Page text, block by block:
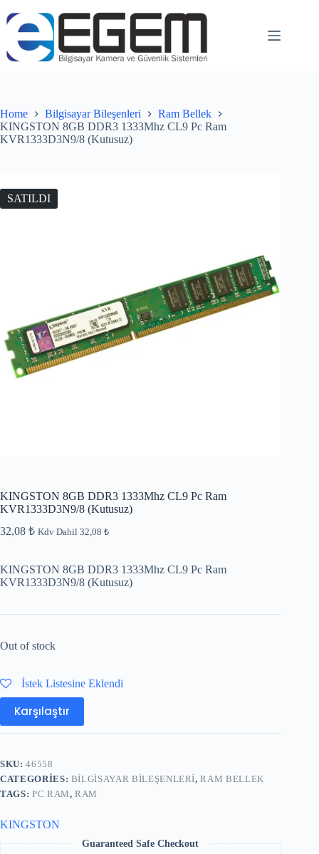
Home Bilgisayar Bileşenleri
Ram Bellek
KINGSTON 8GB DDR3 1333Mhz CL9 Pc Ram
KVR1333D3N9/8 (Kutusuz)
SATILDI
KINGSTON 8GB DDR3 1333Mhz CL9 Pc Ram
KVR1333D3N9/8 (Kutusuz)
32,08 ₺ Kdv Dahil 32,08 ₺
KINGSTON 8GB DDR3 1333Mhz CL9 Pc Ram
KVR1333D3N9/8 (Kutusuz)
Out of stock
İstek Listesine Eklendi
Karşılaştır
SKU:46558
CATEGORIES: BILGISAYAR BILEŞENLERI,RAM BELLEK
TAGS: PC RAM,RAM
KINGSTON
Guaranteed Safe Checkout